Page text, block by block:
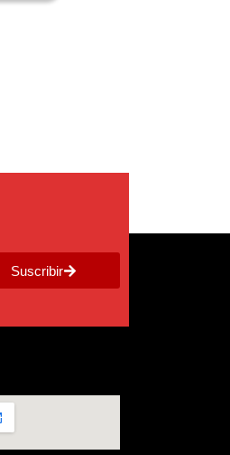
Suscribir